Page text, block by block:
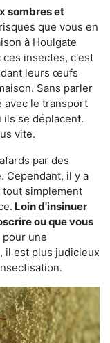
sombres et
que vous en
à Houlgate
ces insectes, c'est
leurs œufs
Sans parler
avec le transport
se déplacent.
vite.
par des
Cependant, il y a
simplement
Loin d'insinuer
ou que vous
pour une
il est plus judicieux